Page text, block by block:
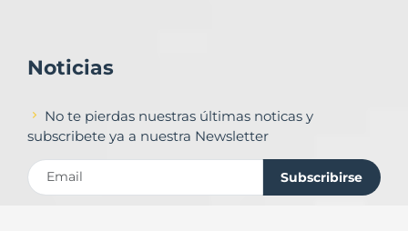
Noticias
No te pierdas nuestras últimas noticas y
subscribete ya a nuestra Newsletter
Subscribirse